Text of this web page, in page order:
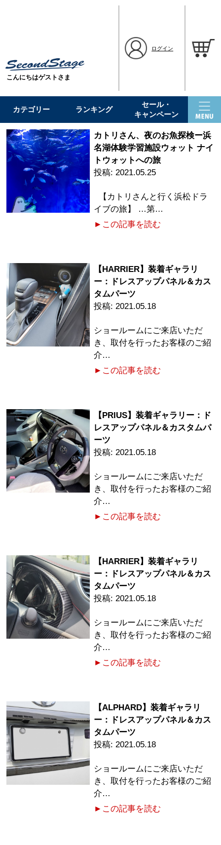
こんにちはゲストさま
ログイン
カテゴリー ランキング
セール・
キャンペーン
カトリさん、夜のお魚探検ー浜
名湖体験学習施設ウォット ナイ
トウォットへの旅
2021.05.25
【カトリさんと行く浜松ドラ
イブの旅】 …第…
►この記事を読む
【HARRIER】装着ギャラリ
ー：ドレスアップパネル＆カス
タムパーツ
2021.05.18
ショールームにご来店いただ
き、取付を行ったお客様のご紹
介…
►この記事を読む
【PRIUS】装着ギャラリー：ド
レスアップパネル＆カスタムパ
ーツ
2021.05.18
ショールームにご来店いただ
き、取付を行ったお客様のご紹
介…
►この記事を読む
【HARRIER】装着ギャラリ
ー：ドレスアップパネル＆カス
タムパーツ
2021.05.18
ショールームにご来店いただ
き、取付を行ったお客様のご紹
介…
►この記事を読む
【ALPHARD】装着ギャラリ
ー：ドレスアップパネル＆カス
タムパーツ
2021.05.18
ショールームにご来店いただ
き、取付を行ったお客様のご紹
介…
►この記事を読む